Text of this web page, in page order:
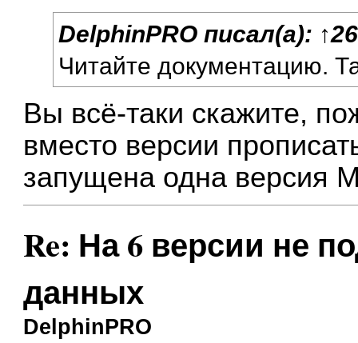
DelphinPRO писал(а): ↑
Читайте документацию.
Вы всё-таки скажите,
вместо версии
запущена одна версия
Re: На 6 версии не
данных
DelphinPRO